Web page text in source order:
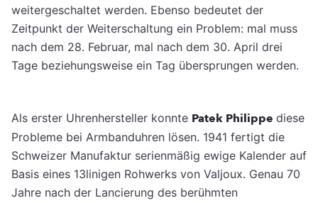
weitergeschaltet werden. Ebenso bedeutet der
Zeitpunkt der Weiterschaltung ein Problem: mal muss
nach dem 28. Februar, mal nach dem 30. April drei
Tage beziehungsweise ein Tag übersprungen werden.
Als erster Uhrenhersteller konnte Patek Philippe diese
Probleme bei Armbanduhren lösen. 1941 fertigt die
Schweizer Manufaktur serienmäßig ewige Kalender auf
Basis eines 13linigen Rohwerks von Valjoux. Genau 70
Jahre nach der Lancierung des berühmten